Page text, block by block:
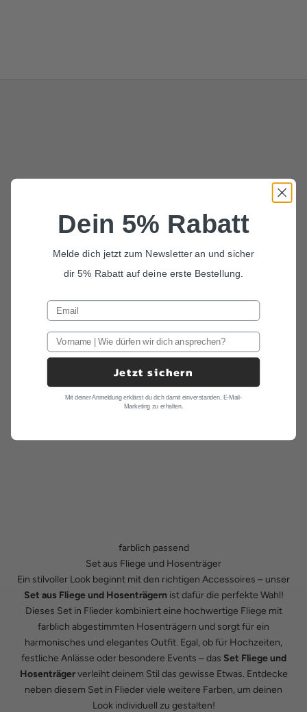
farblich passend
Set aus Fliege und Hosenträger
Ein stilvoller Look beginnt mit den richtigen Accessoires – unser
Set aus Fliege und Hosenträgernist dafür die perfekte Wahl!
Dieses Set in Flieder kombiniert eine hochwertige Fliege mit
farblich abgestimmten Hosenträgern und sorgt für ein
harmonisches und elegantes Outfit. Egal, ob für Hochzeiten,
festliche Anlässe oder besondere Events – das Set Fliege und
Hosenträgerverleiht deinem Stil das gewisse Etwas. Entdecke
neben diesem Set in Flieder viele weitere Farben, um deinen
Look individuell zu gestalten!
Dein 5% Rabatt
Melde dich jetzt zum Newsletter an und sicher
dir 5% Rabatt auf deine erste Bestellung.
Jetzt sichern
Mit deiner Anmeldung erklärst du dich damit einverstanden, E-Mail-
Marketing zu erhalten.